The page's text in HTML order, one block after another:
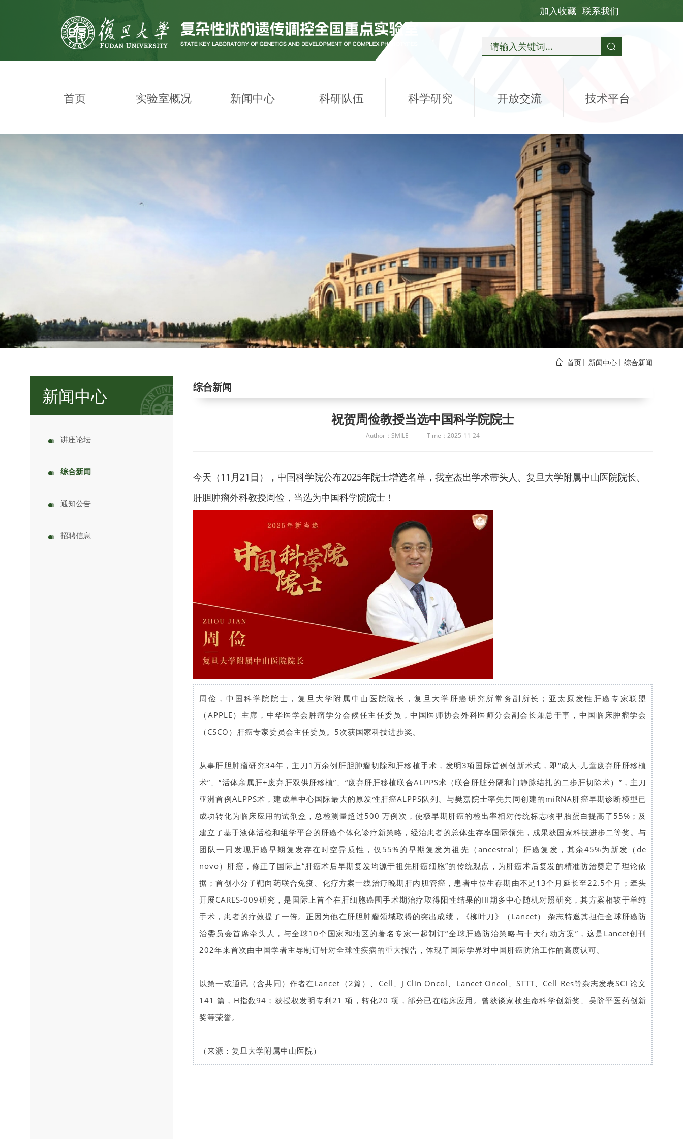
加入收藏 联系我们
首页 实验室概况 新闻中心 科研队伍 科学研究 开放交流 技术平台
首页 新闻中心 综合新闻
新闻中心
讲座论坛
综合新闻
通知公告
招聘信息
综合新闻
祝贺周俭教授当选中国科学院院士
Author：SMILE Time：2025-11-24
今天（11月21日），中国科学院公布2025年院士增选名单， 我室杰出学术带头人、复旦大学附属中山医院院长、
肝胆肿瘤外科教授周俭， 当选为中国科学院院士！
周俭，中国科学院院士，复旦大学附属中山医院院长，复旦大学肝癌研究所常务副所长；亚太原发性肝癌专家联盟
（APPLE）主席，中华医学会肿瘤学分会候任主任委员，中国医师协会外科医师分会副会长兼总干事，中国临床肿瘤学会
（CSCO）肝癌专家委员会主任委员。5次获国家科技进步奖。
从事肝胆肿瘤研究34年，主刀1万余例肝胆肿瘤切除和肝移植手术，发明3项国际首例创新术式，即“成人-儿童废弃肝肝移植
术”、“活体亲属肝+废弃肝双供肝移植”、“废弃肝肝移植联合ALPPS术（联合肝脏分隔和门静脉结扎的二步肝切除术）”，主刀
亚洲首例ALPPS术，建成单中心国际最大的原发性肝癌ALPPS队列。与樊嘉院士率先共同创建的miRNA肝癌早期诊断模型已
成功转化为临床应用的试剂盒，总检测量超过500 万例次，使极早期肝癌的检出率相对传统标志物甲胎蛋白提高了55%；及
建立了基于液体活检和组学平台的肝癌个体化诊疗新策略，经治患者的总体生存率国际领先，成果获国家科技进步二等奖。与
团队一同发现肝癌早期复发存在时空异质性，仅55%的早期复发为祖先（ancestral）肝癌复发，其余45%为新发（de
novo）肝癌，修正了国际上“肝癌术后早期复发均源于祖先肝癌细胞”的传统观点，为肝癌术后复发的精准防治奠定了理论依
据；首创小分子靶向药联合免疫、化疗方案一线治疗晚期肝内胆管癌，患者中位生存期由不足13个月延长至22.5个月；牵头
开展CARES-009研究，是国际上首个在肝细胞癌围手术期治疗取得阳性结果的III期多中心随机对照研究，其方案相较于单纯
手术，患者的疗效提了一倍。正因为他在肝胆肿瘤领域取得的突出成绩，《柳叶刀》（Lancet） 杂志特邀其担任全球肝癌防
治委员会首席牵头人， 与全球10个国家和地区的著名专家一起制订“全球肝癌防治策略与十大行动方案”，这是Lancet创刊
202年来首次由中国学者主导制订针对全球性疾病的重大报告，体现了国际学界对中国肝癌防治工作的高度认可。
以第一或通讯（含共同）作者在Lancet（2篇）、Cell、J Clin Oncol、Lancet Oncol、STTT、Cell Res等杂志发表SCI 论文
141 篇，H指数94；获授权发明专利21 项，转化20 项，部分已在临床应用。曾获谈家桢生命科学创新奖、吴阶平医药创新
奖等荣誉。
（来源：复旦大学附属中山医院）